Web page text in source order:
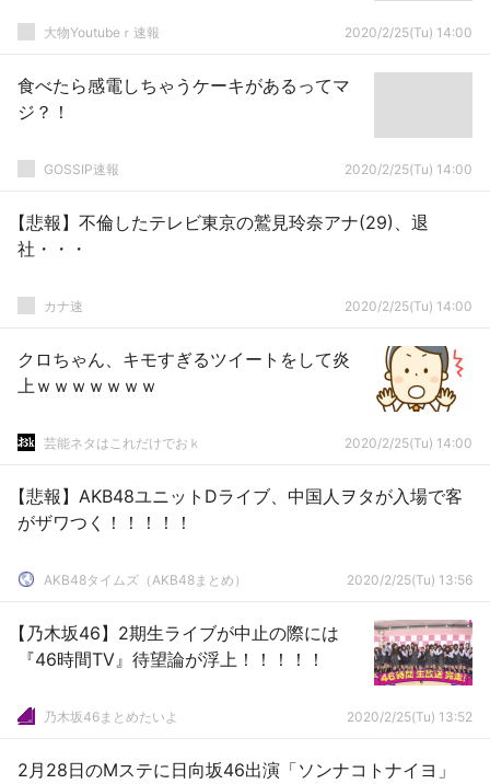
大物Youtubeｒ速報 2020/2/25(Tu) 14:00
食べたら感電しちゃうケーキがあるってマ
ジ？！
GOSSIP速報 2020/2/25(Tu) 14:00
【悲報】不倫したテレビ東京の鷲見玲奈アナ(29)、退
社・・・
カナ速 2020/2/25(Tu) 14:00
クロちゃん、キモすぎるツイートをして炎
上ｗｗｗｗｗｗｗ
芸能ネタはこれだけでおｋ 2020/2/25(Tu) 14:00
【悲報】AKB48ユニットDライブ、中国人ヲタが入場で客
がザワつく！！！！！
AKB48タイムズ（AKB48まとめ） 2020/2/25(Tu) 13:56
【乃木坂46】2期生ライブが中止の際には
『46時間TV』待望論が浮上！！！！！
乃木坂46まとめたいよ 2020/2/25(Tu) 13:52
2月28日のMステに日向坂46出演「ソンナコトナイヨ」